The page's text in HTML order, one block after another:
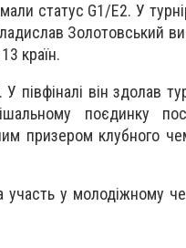
статус G1/E2. У
Золотовський
країн.
півфіналі він здолав
поєдинку
призером клубного
у молодіжному